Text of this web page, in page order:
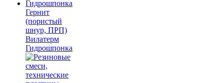
Гернит
(пористый
шнур, ПРП)
Вилатерм
Гидрошпонка